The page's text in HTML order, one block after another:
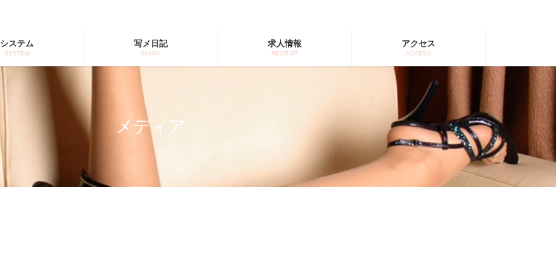
システム
SYSTEM
写メ日記
DIARY
求人情報
RECRUIT
アクセス
ACCESS
メディア